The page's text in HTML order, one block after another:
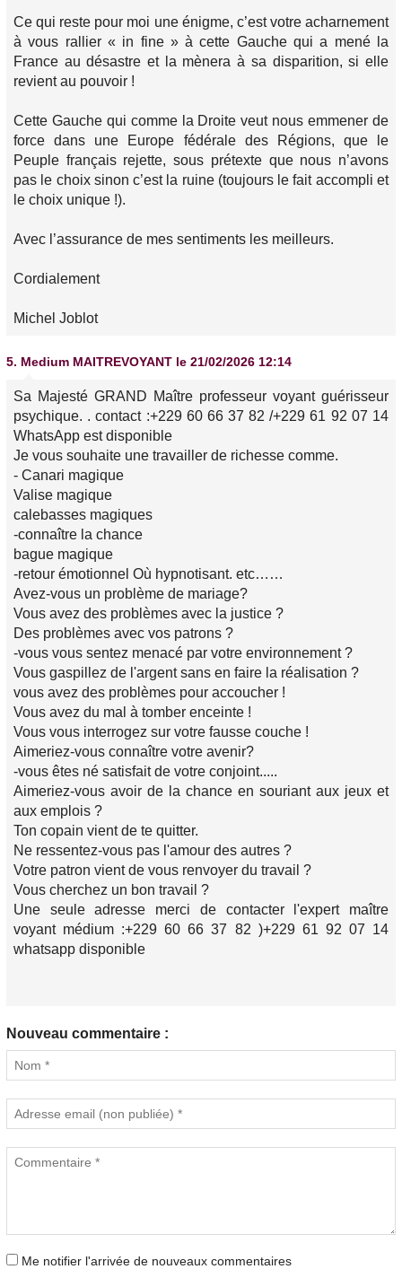
Ce qui reste pour moi une énigme, c’est votre acharnement
à vous rallier « in fine » à cette Gauche qui a mené la
France au désastre et la mènera à sa disparition, si elle
revient au pouvoir !
Cette Gauche qui comme la Droite veut nous emmener de
force dans une Europe fédérale des Régions, que le
Peuple français rejette, sous prétexte que nous n’avons
pas le choix sinon c’est la ruine (toujours le fait accompli et
le choix unique !).
Avec l’assurance de mes sentiments les meilleurs.
Cordialement
Michel Joblot
5. Medium MAITREVOYANT le 21/02/2026 12:14
Sa Majesté GRAND Maître professeur voyant guérisseur
psychique. . contact :+229 60 66 37 82 /+229 61 92 07 14
WhatsApp est disponible
Je vous souhaite une travailler de richesse comme.
- Canari magique
Valise magique
calebasses magiques
-connaître la chance
bague magique
-retour émotionnel Où hypnotisant. etc……
Avez-vous un problème de mariage?
Vous avez des problèmes avec la justice ?
Des problèmes avec vos patrons ?
-vous vous sentez menacé par votre environnement ?
Vous gaspillez de l'argent sans en faire la réalisation ?
vous avez des problèmes pour accoucher !
Vous avez du mal à tomber enceinte !
Vous vous interrogez sur votre fausse couche !
Aimeriez-vous connaître votre avenir?
-vous êtes né satisfait de votre conjoint.....
Aimeriez-vous avoir de la chance en souriant aux jeux et
aux emplois ?
Ton copain vient de te quitter.
Ne ressentez-vous pas l'amour des autres ?
Votre patron vient de vous renvoyer du travail ?
Vous cherchez un bon travail ?
Une seule adresse merci de contacter l'expert maître
voyant médium :+229 60 66 37 82 )+229 61 92 07 14
whatsapp disponible
Nouveau commentaire :
Me notifier l'arrivée de nouveaux commentaires